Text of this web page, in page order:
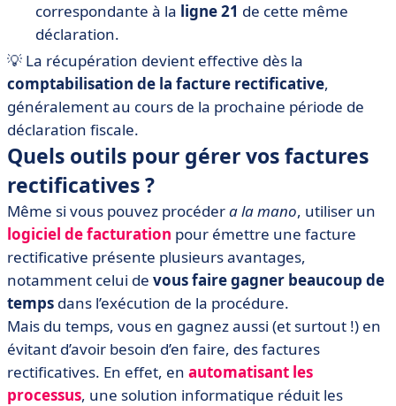
correspondante à la ligne 21 de cette même
déclaration.
💡 La récupération devient effective dès la
comptabilisation de la facture rectificative,
généralement au cours de la prochaine période de
déclaration fiscale.
Quels outils pour gérer vos factures
rectificatives ?
Même si vous pouvez procédera la mano, utiliser un
logiciel de facturation pour émettre une facture
rectificative présente plusieurs avantages,
notamment celui de vous faire gagner beaucoup de
temps dans l’exécution de la procédure.
Mais du temps, vous en gagnez aussi (et surtout !) en
évitant d’avoir besoin d’en faire, des factures
rectificatives. En effet, en automatisant les
processus, une solution informatique réduit les